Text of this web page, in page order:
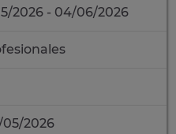
2026 - 04/06/2026
05/2026